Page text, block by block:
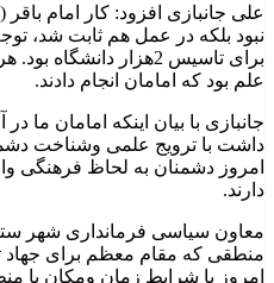
علی جانبازی افزود: کار امام
نبود بلکه در عمل هم ثابت شد،
برای تاسیس 2هزار
علم بود که امامان انجام دادند.
جانبازی با بیان اینکه امامان ما
داشت با ترویج علمی وشناخت
امروز دشمنان به لحاظ فرهنگی
دارند.
معاون سیاسی فرمانداری شهر
منطقی که مقام معظم برای جهاد
امروز با شرایط زمان ومکان با